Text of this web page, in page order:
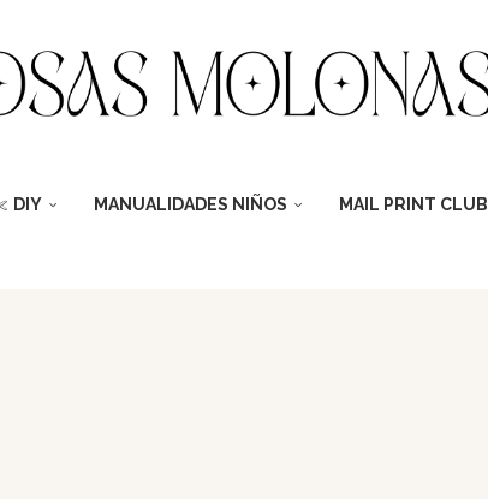
DIY MANUALIDADES NIÑOS MAIL PRINT CLUB